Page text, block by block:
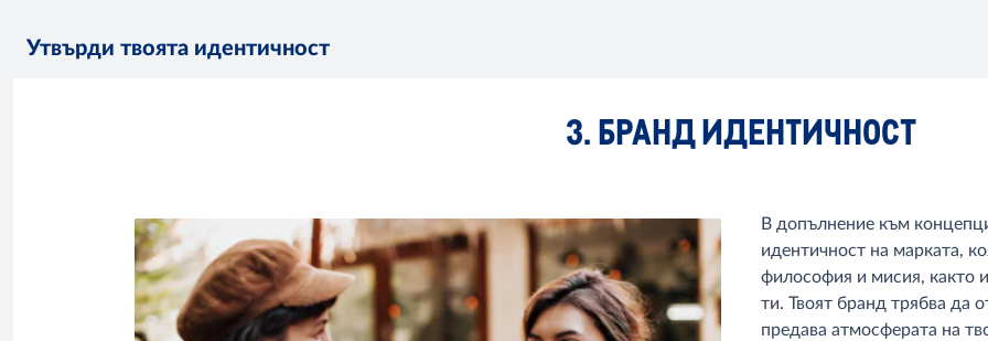
Утвърди твоята идентичност
3. БРАНД ИДЕНТИЧНОСТ
В допълнение към
идентичност на марката,
философия и мисия, както
ти. Твоят бранд трябва да
предава атмосферата на